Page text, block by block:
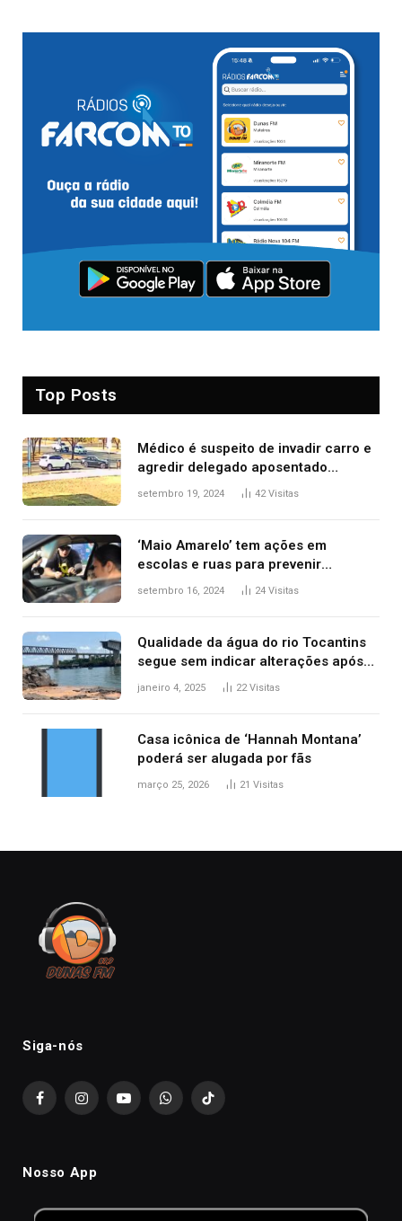
Top Posts
Médico é suspeito de invadir carro e
agredir delegado aposentado
durante confusão no trânsito
setembro 19, 2024 42Visitas
‘Maio Amarelo’ tem ações em
escolas e ruas para prevenir
acidentes no trânsito no AP
setembro 16, 2024 24 Visitas
Qualidade da água do rio Tocantins
segue sem indicar alterações após
desabamento da ponte entre MA e
janeiro 4, 2025 22Visitas
Casa icônica de ‘Hannah Montana’
poderá ser alugada por fãs
março 25, 2026 21 Visitas
Siga-nós
FacebookInstagramYouTubeWhatsAppTikTok
Nosso App